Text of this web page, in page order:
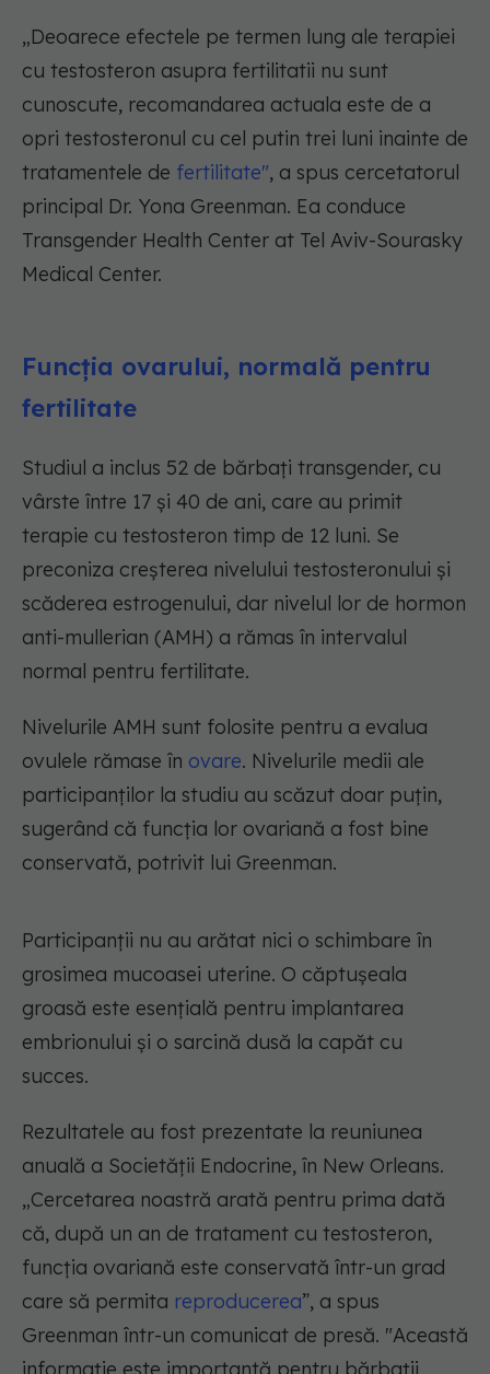
„Deoarece efectele pe termen lung ale terapiei
cu testosteron asupra fertilitatii nu sunt
cunoscute, recomandarea actuala este de a
opri testosteronul cu cel putin trei luni inainte de
tratamentele de fertilitate", a spus cercetatorul
principal Dr. Yona Greenman. Ea conduce
Transgender Health Center at Tel Aviv-Sourasky
Medical Center.
Funcția ovarului, normală pentru
fertilitate
Studiul a inclus 52 de bărbați transgender, cu
vârste între 17 și 40 de ani, care au primit
terapie cu testosteron timp de 12 luni. Se
preconiza creșterea nivelului testosteronului și
scăderea estrogenului, dar nivelul lor de hormon
anti-mullerian (AMH) a rămas în intervalul
normal pentru fertilitate.
Nivelurile AMH sunt folosite pentru a evalua
ovulele rămase în ovare. Nivelurile medii ale
participanților la studiu au scăzut doar puțin,
sugerând că funcția lor ovariană a fost bine
conservată, potrivit lui Greenman.
Participanții nu au arătat nici o schimbare în
grosimea mucoasei uterine. O căptușeala
groasă este esențială pentru implantarea
embrionului și o sarcină dusă la capăt cu
succes.
Rezultatele au fost prezentate la reuniunea
anuală a Societății Endocrine, în New Orleans.
„Cercetarea noastră arată pentru prima dată
că, după un an de tratament cu testosteron,
funcția ovariană este conservată într-un grad
care să permita reproducerea”, a spus
Greenman într-un comunicat de presă. "Această